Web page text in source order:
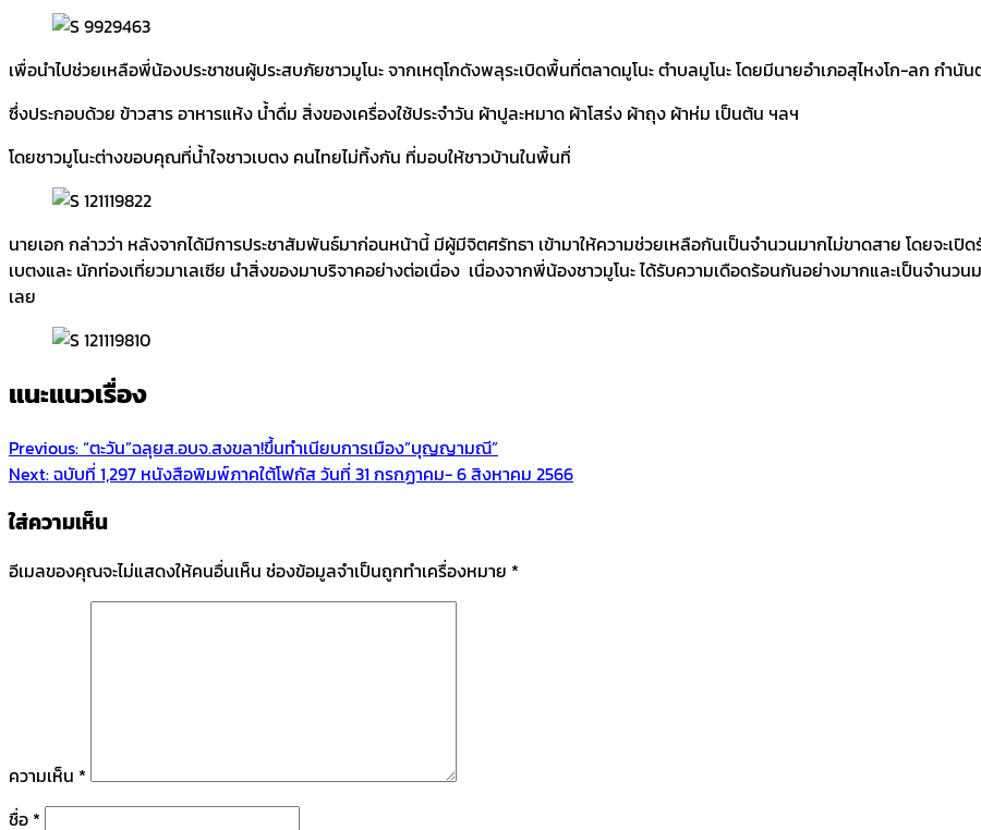
เพื่อนำไปช่วยเหลือพี่น้องประชาชนผู้ประสบภัยชาวมูโนะ จากเหตุโกดังพลุระเบิดพื้นที่ตลาดมูโนะ ตำบลมูโนะ โดยมีนายอำเภอสุไหงโก-ลก กำ
ซึ่งประกอบด้วย ข้าวสาร อาหารแห้ง น้ำดื่ม สิ่งของเครื่องใช้ประจำวัน ผ้าปูละหมาด ผ้าโสร่ง ผ้าถุง ผ้าห่ม เป็นต้น ฯลฯ
โดยชาวมูโนะต่างขอบคุณที่น้ำใจชาวเบตง คนไทยไม่ทิ้งกัน ที่มอบให้ชาวบ้านในพื้นที่
นายเอก กล่าวว่า หลังจากได้มีการประชาสัมพันธ์มาก่อนหน้านี้ มีผู้มีจิตศรัทธา เข้ามาให้ความช่วยเหลือกันเป็นจำนวนมากไม่ขาดสาย โดยจะเ
เบตงและ นักท่องเที่ยวมาเลเซีย นำสิ่งของมาบริจาคอย่างต่อเนื่อง เนื่องจากพี่น้องชาวมูโนะ ได้รับความเดือดร้อนกันอย่างมากและเป็นจำนว
เลย
แนะแนวเรื่อง
Previous:“ตะวัน”ฉลุยส.อบจ.สงขลา!ขึ้นทำเนียบการเมือง”บุญญามณี”
Next:ฉบับที่ 1,297 หนังสือพิมพ์ภาคใต้โฟกัส วันที่ 31 กรกฏาคม- 6 สิงหาคม 2566
ใส่ความเห็น
อีเมลของคุณจะไม่แสดงให้คนอื่นเห็น ช่องข้อมูลจำเป็นถูกทำเครื่องหมาย *
ความเห็น *
ชื่อ *